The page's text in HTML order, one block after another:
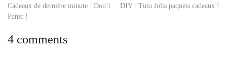
pro
volume
keratine,
Navigation
l’article
Cadeaux de dernière minute : Don’t
Panic !
DIY : Tuto Jolis paquets cadeaux !
4 comments